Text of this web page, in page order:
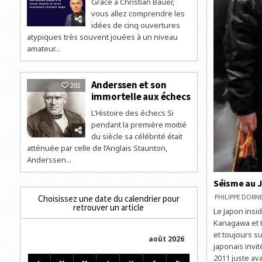
Séisme au
PHILIPPE
Le Japon
Kanagawa et
et toujours
japonais
2011 juste
vous allez comprendre les
idées de cinq ouvertures
atypiques très souvent jouées à un niveau
amateur...
202
Anderssen et son
immortelle aux échecs
L'Histoire des échecs Si
pendant la première moitié
du siècle sa célébrité était
atténuée par celle de l’Anglais Staunton,
Anderssen...
Choisissez une date du calendrier pour
retrouver un article
août 2026